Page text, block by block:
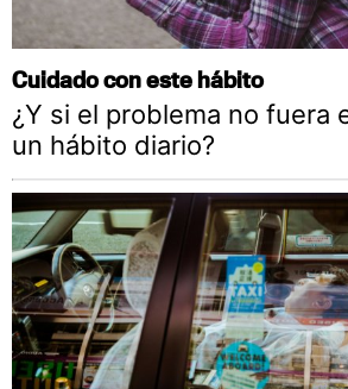
Cuidado con este hábito
¿Y si el problema no fuera
un hábito diario?